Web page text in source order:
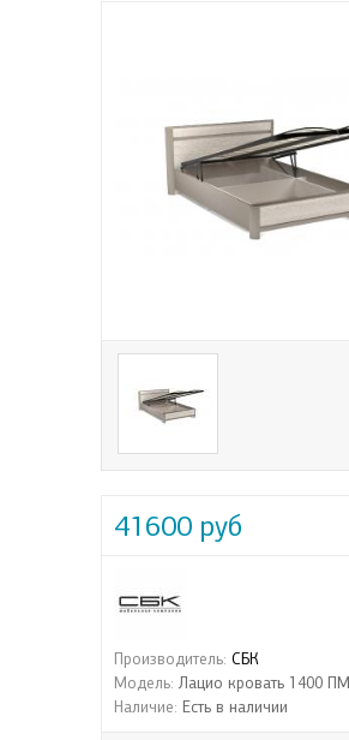
41600 руб
Производитель: СБК
Модель: Лацио кровать 1400 ПМ
Наличие: Есть в наличии